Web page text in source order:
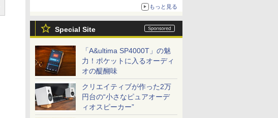
もっと見る
Special Site
「A&ultima SP4000T」の魅
力！ポケットに入るオーディ
オの醍醐味
クリエイティブが作った2万
円台の“小さなピュアオーデ
ィオスピーカー”